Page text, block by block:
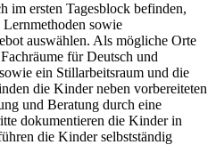
im ersten Tagesblock befinden,
sowie
auswählen. Als mögliche Orte
für Deutsch und
ein Stillarbeitsraum und die
die Kinder neben vorbereiteten
und Beratung durch eine
dokumentieren die Kinder in
die Kinder selbstständig